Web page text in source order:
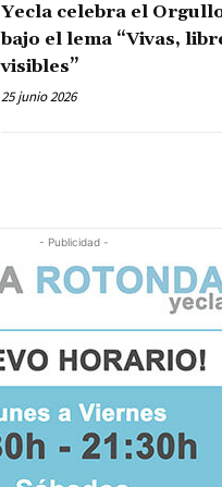
Yecla celebra el
bajo el lema “Vivas,
visibles”
25 junio 2026
- Publicidad -